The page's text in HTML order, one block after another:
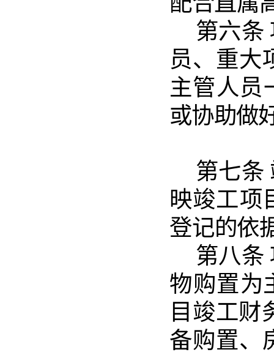
第六条
员、重大
主管人员
或协助做
第七条
映竣工项
登记的依
第八条
物购置为
目竣工财
备购置、